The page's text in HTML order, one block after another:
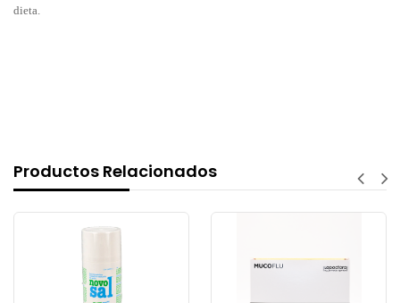
dieta.
Productos Relacionados